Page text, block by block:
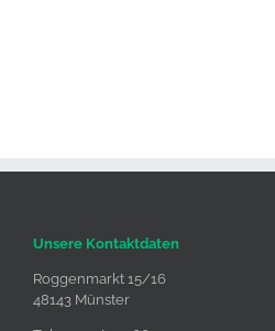
Unsere Kontaktdaten
Roggenmarkt 15/16
48143 Münster